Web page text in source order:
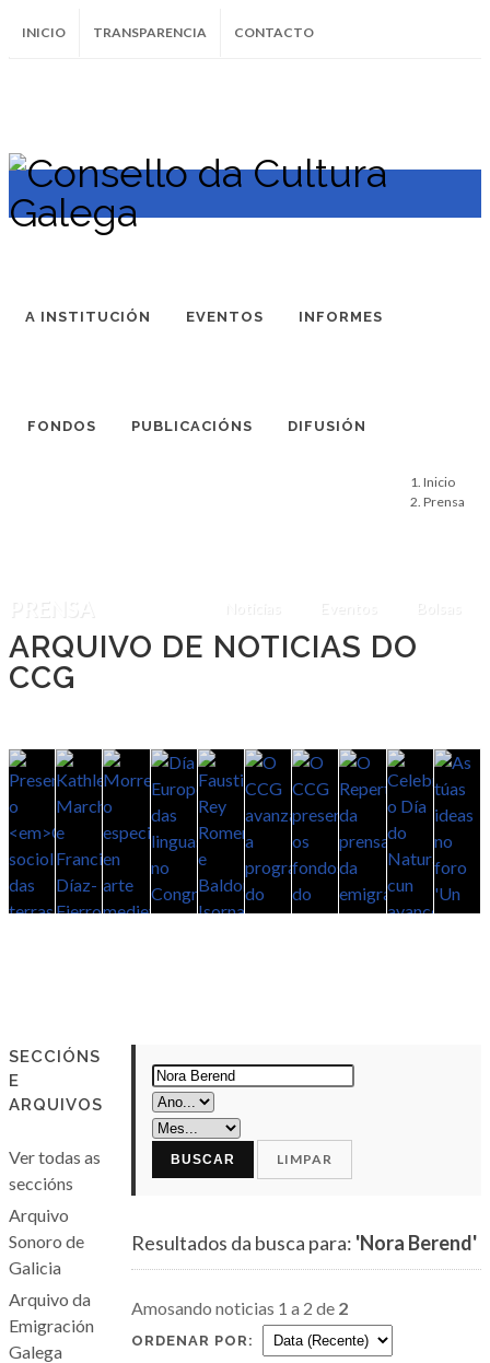
INICIO TRANSPARENCIA CONTACTO
InstagramFacebookTwitter Soundcloud
Youtube
A INSTITUCIÓN EVENTOS INFORMES
FONDOS PUBLICACIÓNS DIFUSIÓN
PRENSA
ARQUIVO DE NOTICIAS DO
CCG
Inicio
Prensa
SECCIÓNS
E
ARQUIVOS
Ver todas as
seccións
Arquivo
Sonoro de
Galicia
Arquivo da
Emigración
Galega
BUSCAR LIMPAR
Resultados da busca para: 'Nora Berend'
Amosando noticias 1 a 2 de 2
ORDENAR POR: